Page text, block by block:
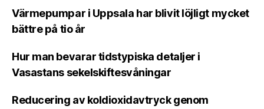
Värmepumpar i Uppsala har blivit löjligt mycket
bättre på tio år
Hur man bevarar tidstypiska detaljer i
Vasastans sekelskiftesvåningar
Reducering av koldioxidavtryck genom